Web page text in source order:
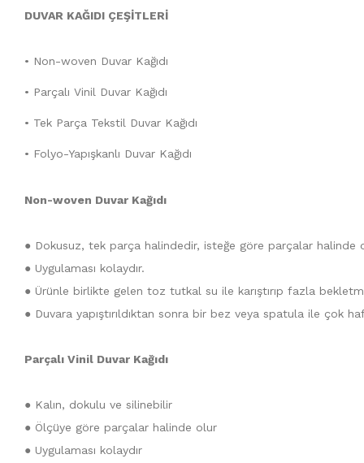
DUVAR KAĞIDI ÇEŞİTLERİ
• Non-woven Duvar Kağıdı
• Parçalı Vinil Duvar Kağıdı
• Tek Parça Tekstil Duvar Kağıdı
• Folyo-Yapışkanlı Duvar Kağıdı
Non-woven Duvar Kağıdı
● Dokusuz, tek parça halindedir, isteğe göre parçalar halinde
● Uygulaması kolaydır.
● Ürünle birlikte gelen toz tutkal su ile karıştırıp fazla
● Duvara yapıştırıldıktan sonra bir bez veya spatula ile çok
Parçalı Vinil Duvar Kağıdı
● Kalın, dokulu ve silinebilir
● Ölçüye göre parçalar halinde olur
● Uygulaması kolaydır